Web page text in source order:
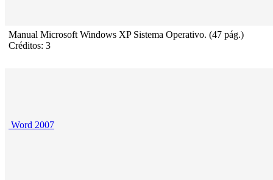
Manual Microsoft Windows XP Sistema Operativo. (47 pág.)
Créditos: 3
Word 2007